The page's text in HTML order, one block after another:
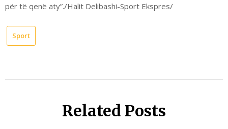
për të qenë aty”./Halit Delibashi-Sport Ekspres/
Sport
Related Posts